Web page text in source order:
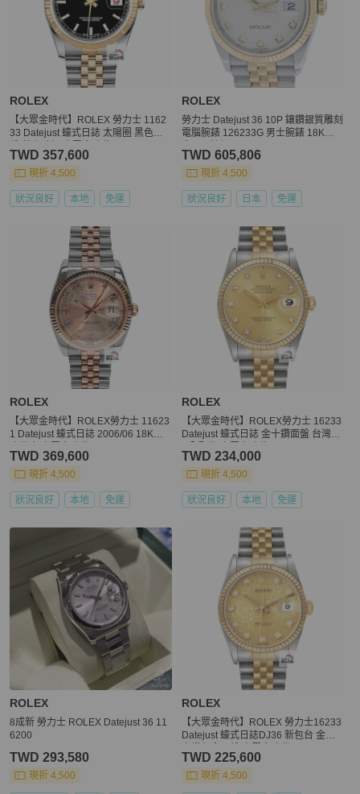
ROLEX
【大眾金時代】ROLEX 勞力士 1162
33 Datejust 蠔式日誌 太陽圈 黑色面
TWD 357,600
現折 4,500
狀況良好 本地 免運
ROLEX
勞力士 Datejust 36 10P 鑲鑽銀質雕刻
電腦腕錶 126233G 男士腕錶 18K黃
TWD 605,806
現折 4,500
狀況良好 日本 免運
ROLEX
【大眾金時代】ROLEX勞力士 11623
1 Datejust 蠔式日誌 2006/06 18K玫
TWD 369,600
現折 4,500
狀況良好 本地 免運
ROLEX
【大眾金時代】ROLEX勞力士 16233
Datejust 蠔式日誌 金十鑽面盤 台灣A
TWD 234,000
現折 4,500
狀況良好 本地 免運
ROLEX
8成新 勞力士 ROLEX Datejust 36 11
6200
TWD 293,580
現折 4,500
ROLEX
【大眾金時代】ROLEX 勞力士16233
Datejust 蠔式日誌DJ36 新包台 金色
TWD 225,600
現折 4,500